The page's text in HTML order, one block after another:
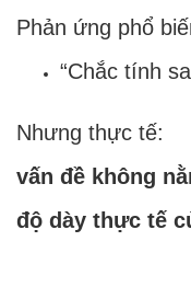
Phản ứng phổ
“Chắc tính
Nhưng thực tế:
vấn đề không
độ dày thực tế